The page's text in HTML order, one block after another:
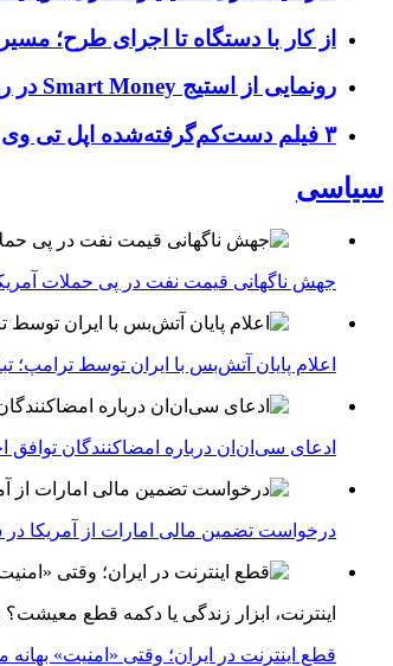
از کار با دستگاه تا اجرای طرح؛
رونمایی از استیج Smart Money در رویداد تک‌کرانچ دیسراپ ۲۰۲۶؛ بررسی آینده فین‌تک، پرداخت‌ ها و هوش مصنوعی
۳ فیلم دست‌کم‌گرفته‌شده اپل تی وی که این آخر هفته باید تماشا کنید
سیاسی
جهش ناگهانی قیمت نفت در پی حملات
اعلام پایان آتش‌بس با ایران توسط ترامپ؛
ادعای سی‌ان‌ان درباره امضاکنندگان توافق
درخواست تضمین مالی امارات از آمریکا در
اینترنت، ابزار زندگی یا دکمه قطع
قطع اینترنت در ایران؛ وقتی «امنیت»